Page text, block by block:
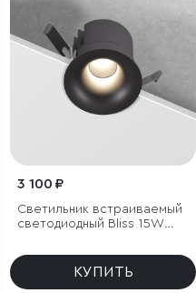
3 100 ₽
Светильник встраиваемый
светодиодный Bliss 15W
КУПИТЬ